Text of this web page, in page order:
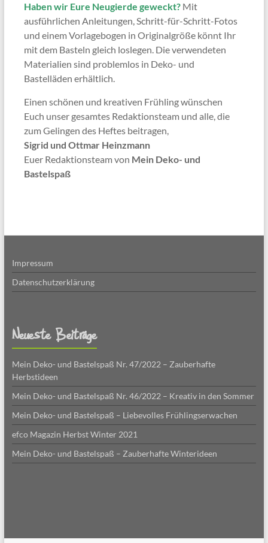
Haben wir Eure Neugierde geweckt?Mit
ausführlichen Anleitungen, Schritt-für-Schritt-Fotos
und einem Vorlagebogen in Originalgröße könnt Ihr
mit dem Basteln gleich loslegen. Die verwendeten
Materialien sind problemlos in Deko- und
Bastelläden erhältlich.
Einen schönen und kreativen Frühling wünschen
Euch unser gesamtes Redaktionsteam und alle, die
zum Gelingen des Heftes beitragen,
Sigrid und Ottmar Heinzmann
Euer Redaktionsteam von Mein Deko- und
Bastelspaß
Impressum
Datenschutzerklärung
Neueste Beiträge
Mein Deko- und Bastelspaß Nr. 47/2022 – Zauberhafte
Herbstideen
Mein Deko- und Bastelspaß Nr. 46/2022 – Kreativ in den Sommer
Mein Deko- und Bastelspaß – Liebevolles Frühlingserwachen
efco Magazin Herbst Winter 2021
Mein Deko- und Bastelspaß – Zauberhafte Winterideen